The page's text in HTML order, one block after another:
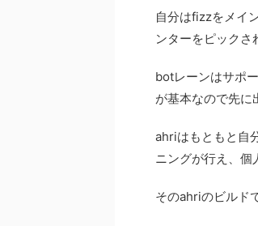
自分はfizzをメイ
ンターをピックさ
botレーンはサポ
が基本なので先に
ahriはもともと自
ニングが行え、個
そのahriのビルド